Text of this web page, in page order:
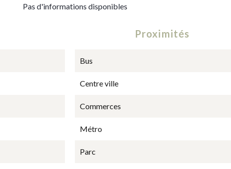
Pas d'informations disponibles
Proximités
Bus
Centre ville
Commerces
Métro
Parc